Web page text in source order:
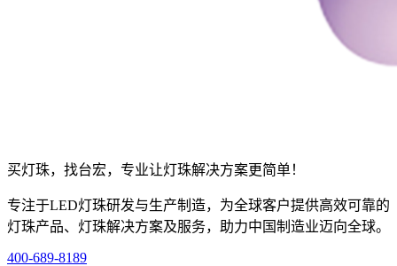
买灯珠，找台宏，专业让灯珠解决方案更简单！
专注于LED灯珠研发与生产制造，为全球客户提供高效可靠的
灯珠产品、灯珠解决方案及服务，助力中国制造业迈向全球。
400-689-8189